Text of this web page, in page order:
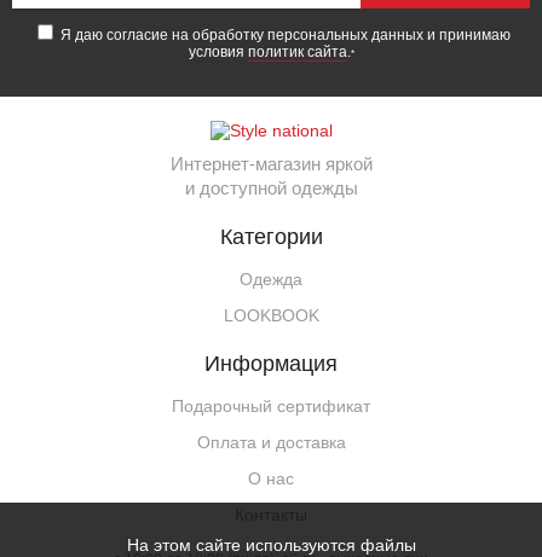
Я даю согласие на обработку персональных данных и принимаю
условия политик сайта.*
Интернет-магазин яркой
и доступной одежды
Категории
Одежда
LOOKBOOK
Информация
Подарочный сертификат
Оплата и доставка
О нас
На этом сайте используются файлы